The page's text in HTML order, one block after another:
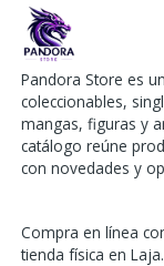
Pandora Store es
coleccionables,
mangas, figuras y
catálogo reúne
con novedades y
Compra en línea
tienda física en